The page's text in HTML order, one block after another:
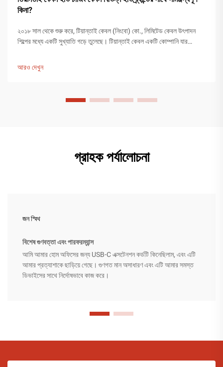
কিনা?
২০১৮ সাল থেকে শুরু করে, টিয়ান্তাই কেবল (নিংবো) কো., লিমিটেড কেবল উৎপাদন
শিল্পের মধ্যে একটি সুখ্যাতি গড়ে তুলেছে। টিয়ান্তাই কেবল একটি কোম্পানি যার
আরও দেখুন
গ্রাহক পর্যালোচনা
জন স্মিথ
বিশেষ গুণবত্তা এবং পারফরম্যান্স
আমি আমার হোম অফিসের জন্য USB-C এক্সটেনশন কর্ডটি কিনেছিলাম, এবং এটি
আমার প্রত্যাশাকে ছাড়িয়ে গেছে। গুণগত মান অসাধারণ এবং এটি আমার সমস্ত
ডিভাইসের সাথে নির্দোষভাবে কাজ করে।